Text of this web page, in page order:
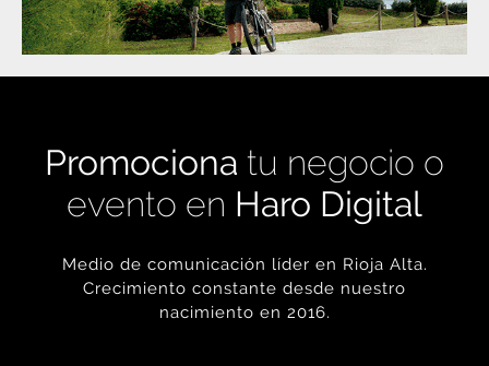
Promociona tu negocio o
evento en Haro Digital
Medio de comunicación líder en Rioja Alta.
Crecimiento constante desde nuestro
nacimiento en 2016.